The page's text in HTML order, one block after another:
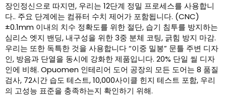
장인정신으로 따지면, 우리는 12단계 정밀 프로세스를 사용합니
다.. 주요 단계에는 컴퓨터 수치 제어가 포함됩니다. (CNC)
±0.1mm 이내의 치수 정확도를 위한 절단, 습기 침투를 방지하는
심리스 엣지 밴딩, 내구성을 위한 3중 분체 코팅, 긁힘 방지 마감.
우리는 또한 독특한 것을 사용합니다 “이중 밀봉” 문틀 주변 디자
인, 방음과 단열을 동시에 강화한 제품입니다. 20% 단일 씰 디자
인에 비해. Opuomen 인테리어 도어 공장의 모든 도어는 8 품질
검사, 72시간 습도 테스트, 10,000사이클 힌지 테스트 포함, 우리
의 고성능 표준을 충족하는지 확인하기 위해.